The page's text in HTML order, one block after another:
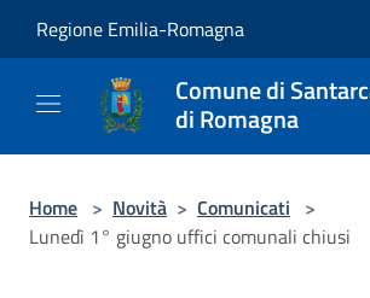
Regione Emilia-Romagna
Comune di
di Romagna
Home > Novità > Comunicati >
Lunedì 1° giugno uffici comunali chiusi